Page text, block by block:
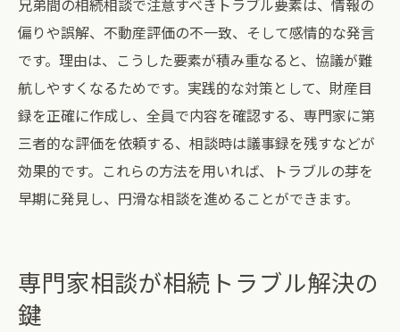
兄弟間の相続相談で注意すべきトラブル要素は、情報の
偏りや誤解、不動産評価の不一致、そして感情的な発言
です。理由は、こうした要素が積み重なると、協議が難
航しやすくなるためです。実践的な対策として、財産目
録を正確に作成し、全員で内容を確認する、専門家に第
三者的な評価を依頼する、相談時は議事録を残すなどが
効果的です。これらの方法を用いれば、トラブルの芽を
早期に発見し、円滑な相談を進めることができます。
専門家相談が相続トラブル解決の
鍵